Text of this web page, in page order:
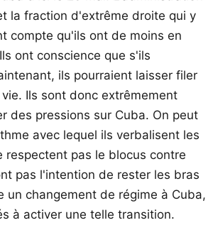
la fraction d'extrême droite qui y
compte qu'ils ont de moins en
ont conscience que s'ils
ils pourraient laisser filer
Ils sont donc extrêmement
des pressions sur Cuba. On peut
avec lequel ils verbalisent les
respectent pas le blocus contre
pas l'intention de rester les bras
un changement de régime à Cuba,
à activer une telle transition.